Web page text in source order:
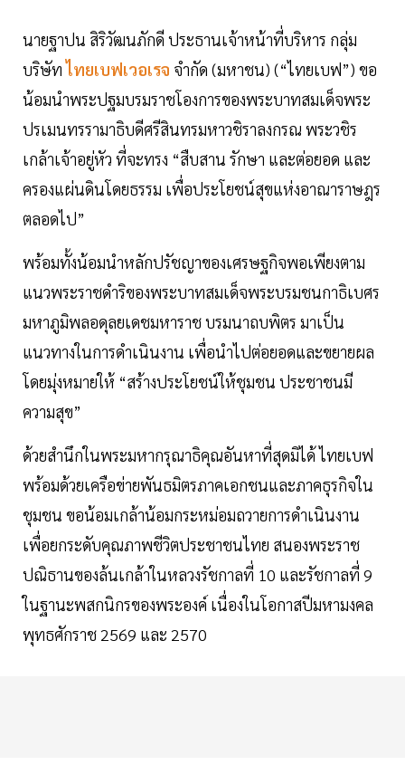
นายฐาปน สิริวัฒนภักดี ประธานเจ้าหน้าที่บริหาร กลุ่ม
บริษัทไทยเบฟเวอเรจ จำกัด (มหาชน) (“ไทยเบฟ”) ขอ
น้อมนำพระปฐมบรมราชโองการของพระบาทสมเด็จพระ
ปรเมนทรรามาธิบดีศรีสินทรมหาวชิราลงกรณ พระวชิร
เกล้าเจ้าอยู่หัว ที่จะทรง “สืบสาน รักษา และต่อยอด และ
ครองแผ่นดินโดยธรรม เพื่อประโยชน์สุขแห่งอาณาราษฎร
ตลอดไป”
พร้อมทั้งน้อมนำหลักปรัชญาของเศรษฐกิจพอเพียงตาม
แนวพระราชดำริของพระบาทสมเด็จพระบรมชนกาธิเบศร
มหาภูมิพลอดุลยเดชมหาราช บรมนาถบพิตร มาเป็น
แนวทางในการดำเนินงาน เพื่อนำไปต่อยอดและขยายผล
โดยมุ่งหมายให้ “สร้างประโยชน์ให้ชุมชน ประชาชนมี
ความสุข”
ด้วยสำนึกในพระมหากรุณาธิคุณอันหาที่สุดมิได้ ไทยเบฟ
พร้อมด้วยเครือข่ายพันธมิตรภาคเอกชนและภาคธุรกิจใน
ชุมชน ขอน้อมเกล้าน้อมกระหม่อมถวายการดำเนินงาน
เพื่อยกระดับคุณภาพชีวิตประชาชนไทย สนองพระราช
ปณิธานของล้นเกล้าในหลวงรัชกาลที่ 10 และรัชกาลที่ 9
ในฐานะพสกนิกรของพระองค์ เนื่องในโอกาสปีมหามงคล
พุทธศักราช 2569 และ 2570